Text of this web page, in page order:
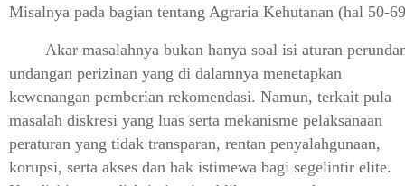
Misalnya pada bagian tentang Agraria Kehutanan (hal 50-
Akar masalahnya bukan hanya soal isi aturan
undangan perizinan yang di dalamnya menetapkan
kewenangan pemberian rekomendasi. Namun, terkait pula
masalah diskresi yang luas serta mekanisme pelaksanaan
peraturan yang tidak transparan, rentan penyalahgunaan,
korupsi, serta akses dan hak istimewa bagi segelintir elite.